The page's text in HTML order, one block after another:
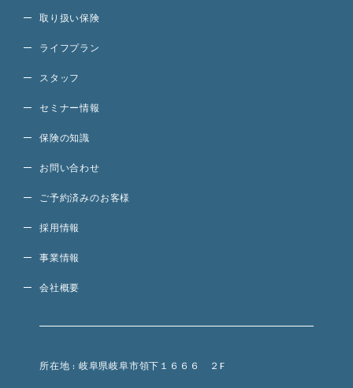
取り扱い保険
ライフプラン
スタッフ
セミナー情報
保険の知識
お問い合わせ
ご予約済みのお客様
採用情報
事業情報
会社概要
所在地 : 岐阜県岐阜市領下１６６６ ２F